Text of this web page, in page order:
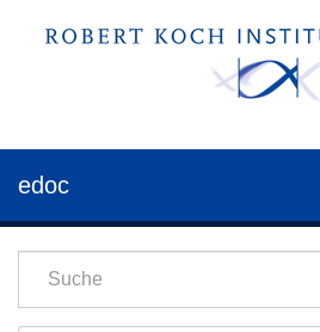
edoc